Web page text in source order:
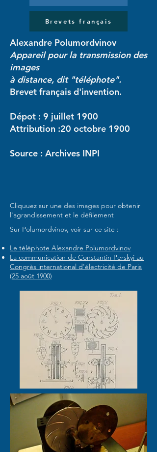
Brevets français
Alexandre Polumordvinov
Appareil pour la transmission des
images
à distance, dit "téléphote".
Brevet français d'invention.
Dépot : 9 juillet 1900
Attribution :20 octobre 1900
Source : Archives INPI
Cliquuez sur une des images pour obtenir
l'agrandissement et le défilement
Sur Polumordvinov, voir sur ce site :
Le téléphote Alexandre Polumordvinov
La communication de Constantin Perskyi au
Congrès international d'électricité de Paris
(25 août 1900)